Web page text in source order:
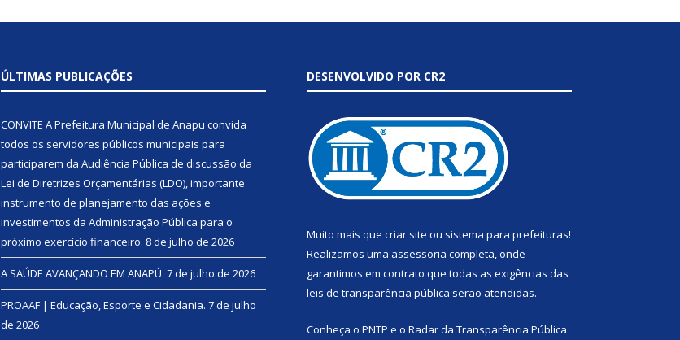
ÚLTIMAS PUBLICAÇÕES
CONVITE A Prefeitura Municipal de Anapu convida
todos os servidores públicos municipais para
participarem da Audiência Pública de discussão da
Lei de Diretrizes Orçamentárias (LDO), importante
instrumento de planejamento das ações e
investimentos da Administração Pública para o
próximo exercício financeiro. 8 de julho de 2026
A SAÚDE AVANÇANDO EM ANAPÚ. 7 de julho de 2026
PROAAF | Educação, Esporte e Cidadania. 7 de julho
de 2026
DESENVOLVIDO POR CR2
Muito mais que criar site ou sistema para prefeituras!
Realizamos uma assessoria completa, onde
garantimos em contrato que todas as exigências das
leis de transparência pública serão atendidas.
Conheça o PNTP e o Radar da Transparência Pública